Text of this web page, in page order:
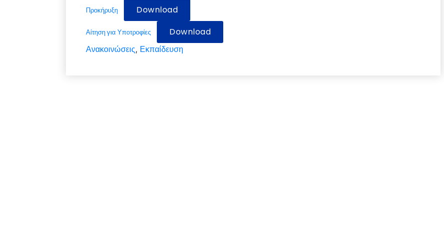
Προκήρυξη Download
Αίτηση για Υποτροφίες
Download
Ανακοινώσεις, Εκπαίδευση